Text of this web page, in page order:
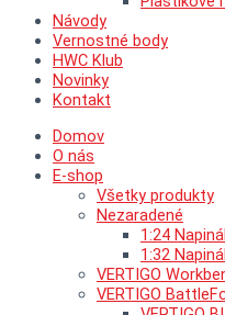
Návody
Vernostné body
HWC Klub
Novinky
Kontakt
Domov
O nás
E-shop
Všetky produkty
Nezaradené
1:24
1:32
VERTIGO
VERTIGO